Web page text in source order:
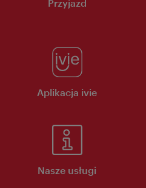
Przyjazd
Aplikacja ivie
Nasze usługi